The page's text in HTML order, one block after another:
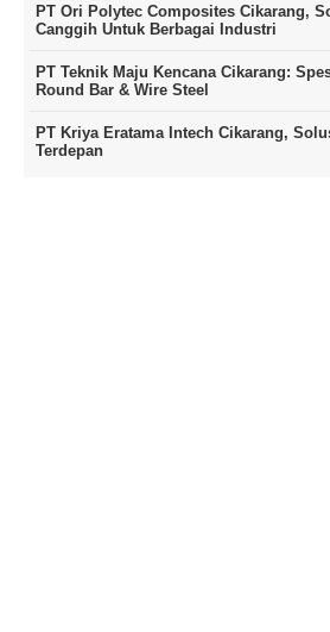
PT Ori Polytec Composites Cikarang,
Canggih Untuk Berbagai Industri
PT Teknik Maju Kencana Cikarang:
Round Bar & Wire Steel
PT Kriya Eratama Intech Cikarang,
Terdepan